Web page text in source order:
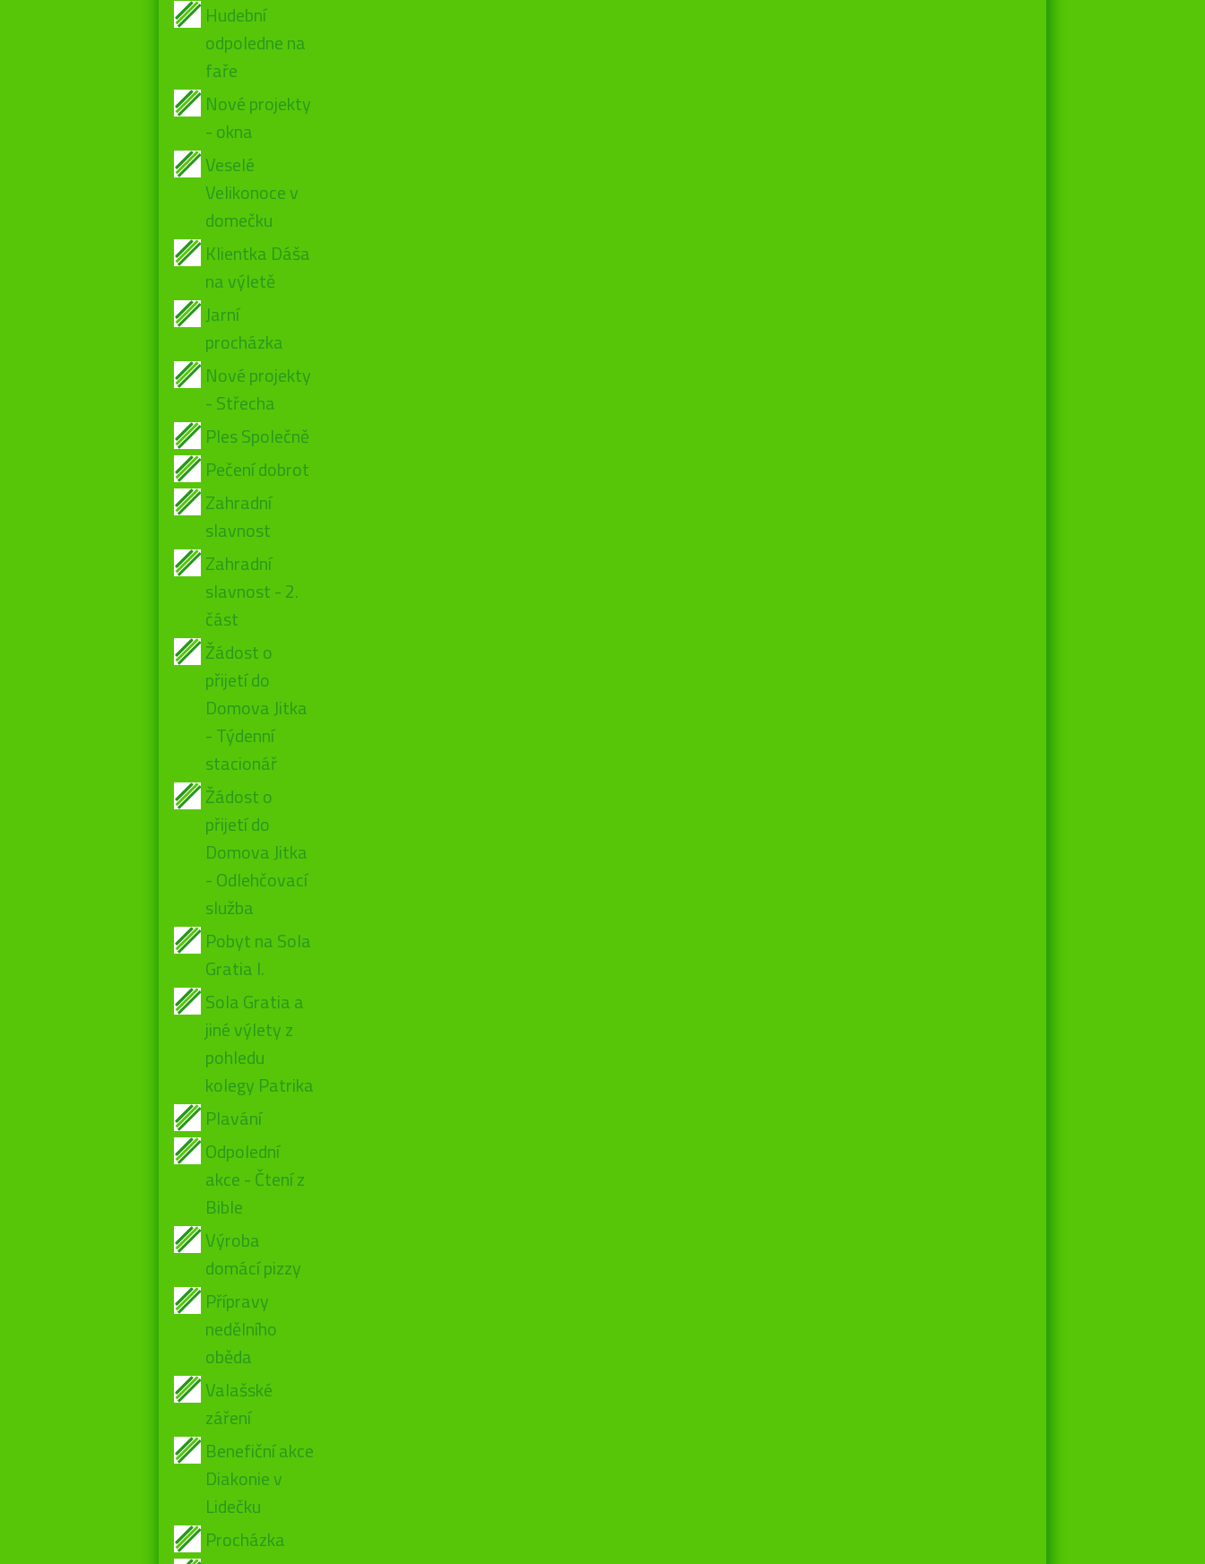
Hudební
odpoledne na
faře
Nové projekty
- okna
Veselé
Velikonoce v
domečku
Klientka Dáša
na výletě
Jarní
procházka
Nové projekty
- Střecha
Ples Společně
Pečení dobrot
Zahradní
slavnost
Zahradní
slavnost - 2.
část
Žádost o
přijetí do
Domova Jitka
- Týdenní
stacionář
Žádost o
přijetí do
Domova Jitka
- Odlehčovací
služba
Pobyt na Sola
Gratia I.
Sola Gratia a
jiné výlety z
pohledu
kolegy Patrika
Plavání
Odpolední
akce - Čtení z
Bible
Výroba
domácí pizzy
Přípravy
nedělního
oběda
Valašské
záření
Benefiční akce
Diakonie v
Lidečku
Procházka